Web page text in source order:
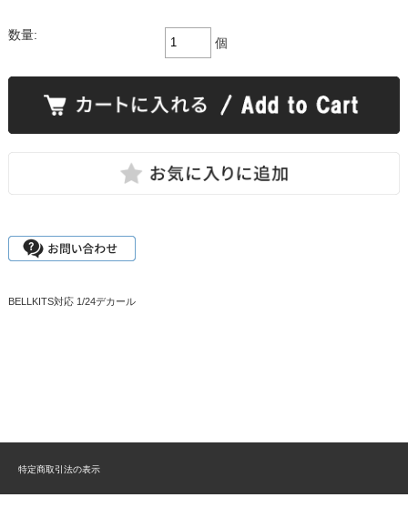
数量:
個
BELLKITS対応 1/24デカール
特定商取引法の表示